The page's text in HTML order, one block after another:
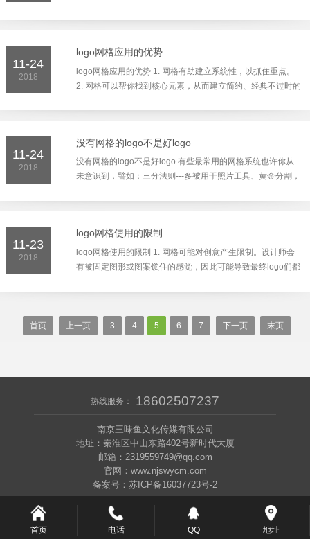
11-24
2018
logo网格应用的优势
logo网格应用的优势 1. 网格有助建立系统性，以抓住重点。
2. 网格可以帮你找到核心元素，从而建立简约、经典不过时的
11-24
2018
没有网格的logo不是好logo
没有网格的logo不是好logo 有些最常用的网格系统也许你从
未意识到，譬如：三分法则---多被用于照片工具、黄金分割，
11-23
2018
logo网格使用的限制
logo网格使用的限制 1. 网格可能对创意产生限制。设计师会
有被固定图形或图案锁住的感觉，因此可能导致最终logo们都
首页 上一页 3 4 5 6 7 下一页 末页
热线服务： 18602507237
南京三味鱼文化传媒有限公司
地址：秦淮区中山东路402号新时代大厦
邮箱：2319559749@qq.com
官网：www.njswycm.com
备案号：苏ICP备16037723号-2
首页 电话 QQ 地址